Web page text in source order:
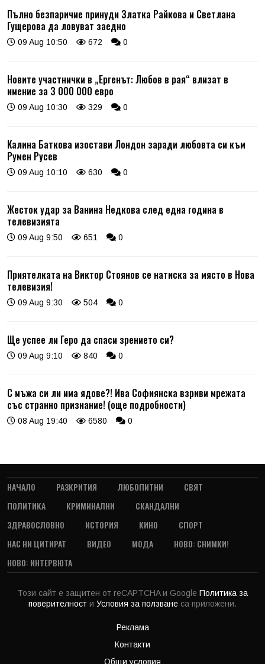
Пълно безпаричие принуди Златка Райкова и Светлана
Гущерова да ловуват заедно
09 Aug 10:50 672 0
Новите участнички в „Ергенът: Любов в рая“ влизат в
имение за 3 000 000 евро
09 Aug 10:30 329 0
Калина Баткова изостави Лондон заради любовта си към
Румен Русев
09 Aug 10:10 630 0
Жесток удар за Ванина Недкова след една година в
телевизията
09 Aug 9:50 651 0
Приятелката на Виктор Стоянов се натиска за място в Нова
телевизия!
09 Aug 9:30 504 0
Ще успее ли Геро да спаси зрението си?
09 Aug 9:10 840 0
С мъжа си ли има ядове?! Ива Софиянска взриви мрежата
със странно признание! (още подробности)
08 Aug 19:40 6580 0
НАЧАЛО РАЗКРИТИЯ ЛЮБОПИТНИ
СВЯТ
ПОЛИТИКА
КРИМИНАЛНИ
СКАНДАЛНИ
ЗДРАВОСЛОВНО
ИСТОРИЯ КИНО
СПОРТ
НАС НИ ЦИТИРАТ
ВИДЕО МОДА
НОВО: СНИМКИ!
НОВО: ИНТЕРВЮТА
Този сайт е защитен от reCAPTCHA и Google Политика за
поверителност и Условия за ползване са приложени.
Реклама
Контакти
Общи условия